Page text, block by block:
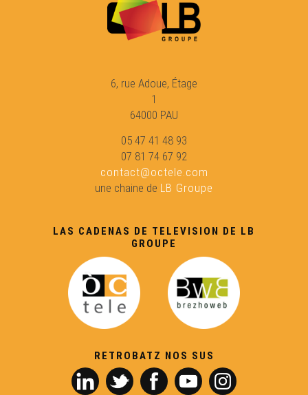
ÒC kay - Best-òf
6, rue Adoue, Étage
1
64000 PAU
05 47 41 48 93
07 81 74 67 92
contact@octele.com
une chaine de LB Groupe
LAS CADENAS DE TELEVISION DE LB
GROUPE
RETROBATZ NOS SUS